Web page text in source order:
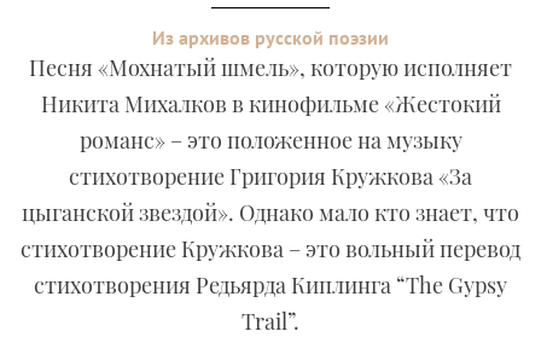
Из архивов русской поэзии
Песня «Мохнатый шмель», которую исполняет
Никита Михалков в кинофильме «Жестокий
романс» – это положенное на музыку
стихотворение Григория Кружкова «За
цыганской звездой». Однако мало кто знает, что
стихотворение Кружкова – это вольный перевод
стихотворения Редьярда Киплинга “The Gypsy
Trail”.